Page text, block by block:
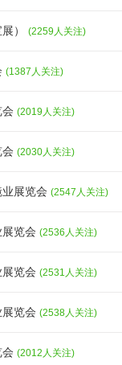
） (2259人关注)
(1387人关注)
(2019人关注)
(2030人关注)
展览会 (2547人关注)
览会 (2536人关注)
览会 (2531人关注)
览会 (2538人关注)
(2012人关注)